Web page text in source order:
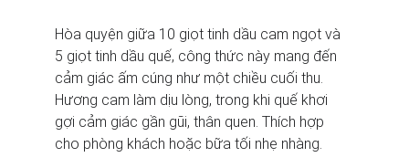
Hòa quyện giữa 10 giọt tinh dầu cam ngọt và
5 giọt tinh dầu quế, công thức này mang đến
cảm giác ấm cúng như một chiều cuối thu.
Hương cam làm dịu lòng, trong khi quế khơi
gợi cảm giác gần gũi, thân quen. Thích hợp
cho phòng khách hoặc bữa tối nhẹ nhàng.